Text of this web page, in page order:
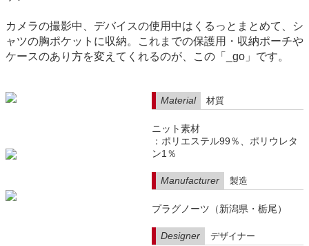
カメラの撮影中、デバイスの使用中はくるっとまとめて、シ
ャツの胸ポケットに収納。これまでの保護用・収納ポーチや
ケースのあり方を変えてくれるのが、この「_go」です。
Material 材質
ニット素材
：ポリエステル99％、ポリウレタ
ン1％
Manufacturer 製造
プラグノーツ（新潟県・栃尾）
Designer デザイナー